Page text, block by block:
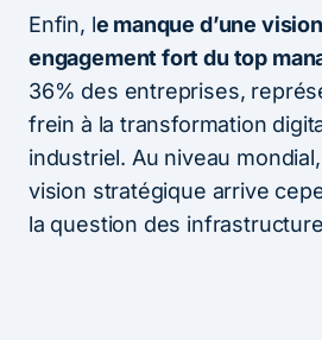
Enfin, le manque d’une
engagement fort du top
36% des entreprises,
frein à la transformation
industriel. Au niveau
vision stratégique arrive
la question des